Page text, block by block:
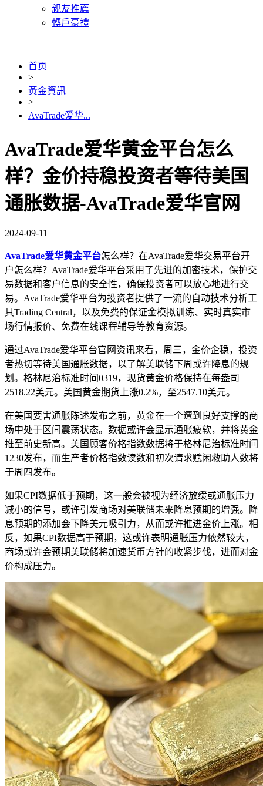
親友推薦
轉戶豪禮
首页
>
黃金資訊
>
AvaTrade爱华...
AvaTrade爱华黄金平台怎么
样？金价持稳投资者等待美国
通胀数据-AvaTrade爱华官网
2024-09-11
AvaTrade爱华黄金平台怎么样？在AvaTrade爱华交易平台开
户怎么样？AvaTrade爱华平台采用了先进的加密技术，保护交
易数据和客户信息的安全性，确保投资者可以放心地进行交
易。AvaTrade爱华平台为投资者提供了一流的自动技术分析工
具Trading Central，以及免费的保证金模拟训练、实时真实市
场行情报价、免费在线课程辅导等教育资源。
通过AvaTrade爱华平台官网资讯来看，周三，金价企稳，投资
者热切等待美国通胀数据，以了解美联储下周或许降息的规
划。格林尼治标准时间0319，现货黄金价格保持在每盎司
2518.22美元。美国黄金期货上涨0.2%，至2547.10美元。
在美国要害通胀陈述发布之前，黄金在一个遭到良好支撑的商
场中处于区间震荡状态。数据或许会显示通胀疲软，并将黄金
推至前史新高。美国顾客价格指数数据将于格林尼治标准时间
1230发布，而生产者价格指数读数和初次请求赋闲救助人数将
于周四发布。
如果CPI数据低于预期，这一般会被视为经济放缓或通胀压力
减小的信号，或许引发商场对美联储未来降息预期的增强。降
息预期的添加会下降美元吸引力，从而或许推进金价上涨。相
反，如果CPI数据高于预期，这或许表明通胀压力依然较大，
商场或许会预期美联储将加速货币方针的收紧步伐，进而对金
价构成压力。